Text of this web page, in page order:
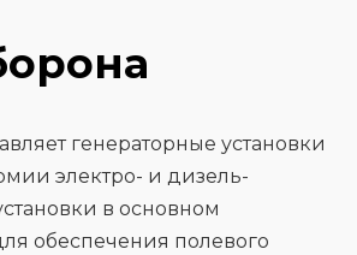
генераторные установки
электро- и дизель-
в основном
обеспечения полевого